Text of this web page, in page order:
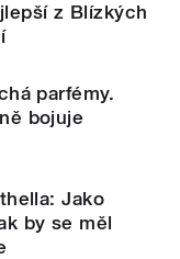
z Blízkých
parfémy.
bojuje
Jako
by se měl